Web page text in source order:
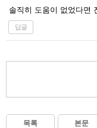
솔직히 도움이 없었다면
답글
목록 본문